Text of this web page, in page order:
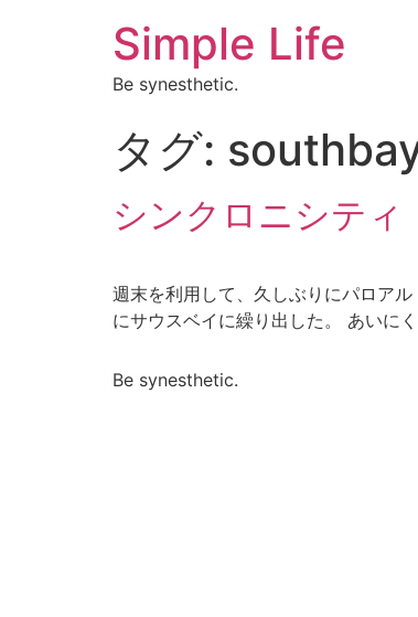
Simple Life
Be synesthetic.
タグ:
シンクロニシティ
週末を利用して、久しぶりにパロア
にサウスベイに繰り出した。 あいに
Be synesthetic.